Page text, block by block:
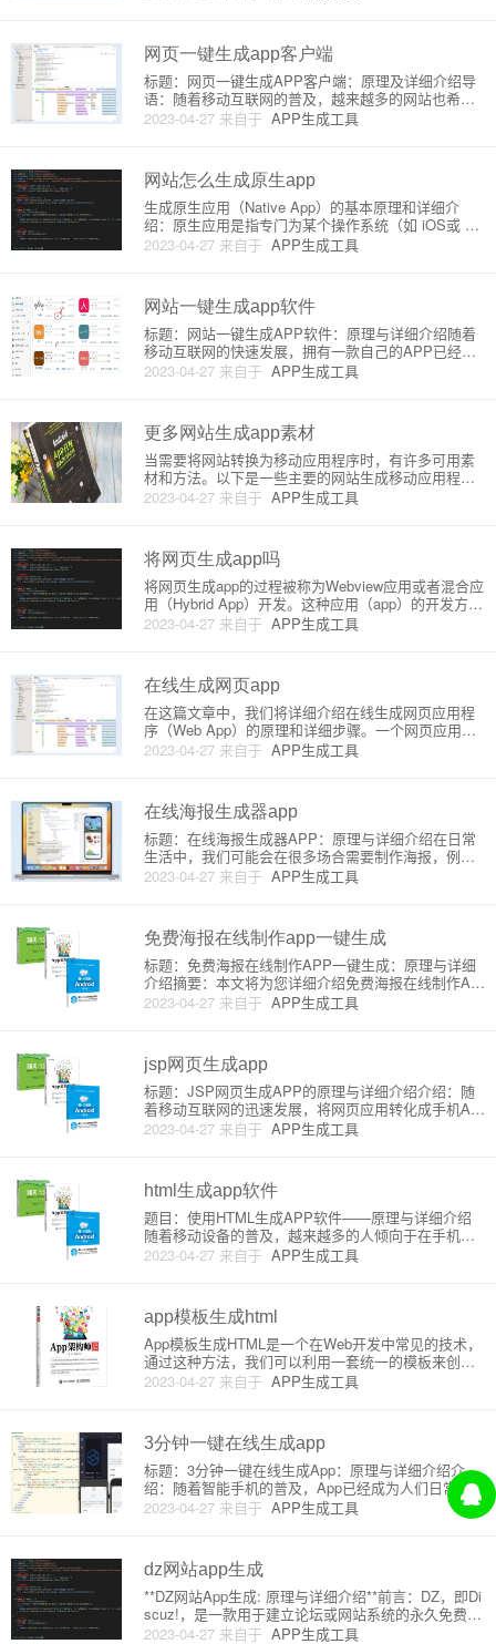
Android和iOS的App生成过程。一、Android平台需要
网页一键生成app客户端
2023-04-27 来自于 APP生成工具
标题：网页一键生成APP客户端：原理及详细介绍导
语：随着移动互联网的普及，越来越多的网站也希望
拥有自己的移动客户端。但开发APP可能需要投入大
量时间和精力，这时候网页一键生成APP客户端将成
键生成APP客户端的
网站怎么生成原生app
2023-04-27 来自于 APP生成工具
生成原生应用（Native App）的基本原理和详细介
绍：原生应用是指专门为某个操作系统（如 iOS或 An
droid）开发的应用程序，能够充分利用设备的特性和
功能，并提供更好的用户体验。这通常需要使用 Obje
网站一键生成app软件
2023-04-27 来自于 APP生成工具
标题：网站一键生成APP软件：原理与详细介绍随着
移动互联网的快速发展，拥有一款自己的APP已经成
为企业和个人站长的刚需。为了降低APP开发的门
槛，一些网站一键生成APP软件应运而生。本文将为
方法。一、网站一键
更多网站生成app素材
2023-04-27 来自于 APP生成工具
当需要将网站转换为移动应用程序时，有许多可用素
材和方法。以下是一些主要的网站生成移动应用程序
所需的原理和详细介绍。1. 原理：基于WebView的移
动应用将现有的网站转化为移动应用程序的一种简单
以嵌
将网页生成app吗
2023-04-27 来自于 APP生成工具
将网页生成app的过程被称为Webview应用或者混合应
用（Hybrid App）开发。这种应用（app）的开发方法
是将现有的网站应用通过一个网页容器（Webview控
件）嵌入到移动应用之中。下面是关于Webview应用
在线生成网页app
2023-04-27 来自于 APP生成工具
在这篇文章中，我们将详细介绍在线生成网页应用程
序（Web App）的原理和详细步骤。一个网页应用程
序，通常是一个响应式的、可在各种设备上运行的网
站，它的功能类似于传统的桌面或移动应用程序。在
发经验，就可以轻松创
在线海报生成器app
2023-04-27 来自于 APP生成工具
标题：在线海报生成器APP：原理与详细介绍在日常
生活中，我们可能会在很多场合需要制作海报，例如
促销活动、宣传活动或者是个人用途等。而在线海报
生成器 APP 正是为了满足这种需求，让用户可以快速
们将详细介绍在线海
免费海报在线制作app一键生成
2023-04-27 来自于 APP生成工具
标题：免费海报在线制作APP一键生成：原理与详细
介绍摘要：本文将为您详细介绍免费海报在线制作AP
P的原理，并推荐一些实用的APP供您选择。正文：
现如今，海报已经普遍出现在我们的生活中，包括营
吸引眼球，也能帮助展
jsp网页生成app
2023-04-27 来自于 APP生成工具
标题：JSP网页生成APP的原理与详细介绍介绍：随
着移动互联网的迅速发展，将网页应用转化成手机AP
P成为了一种趋势。本文将为您介绍如何使用JSP（Ja
va Server Pages）网页生成APP的原理及相关方法。
html生成app软件
2023-04-27 来自于 APP生成工具
题目：使用HTML生成APP软件——原理与详细介绍
随着移动设备的普及，越来越多的人倾向于在手机或
平板电脑上进行各种操作。对于开发者来说，创建一
个原生移动应用程序需要具备各种技能，如iOS或And
app模板生成html
2023-04-27 来自于 APP生成工具
App模板生成HTML是一个在Web开发中常见的技术，
通过这种方法，我们可以利用一套统一的模板来创建
出符合不同需求的HTML页面，而不需要为每个页面都
编写一套完整的HTML代码。这种方法可以显著提高开
详细了解一
3分钟一键在线生成app
2023-04-27 来自于 APP生成工具
标题：3分钟一键在线生成App：原理与详细介绍介
绍：随着智能手机的普及，App已经成为人们日常生
活中不可或缺的一部分。有人可能会觉得制作App是
一项复杂且专业的任务。但其实，如今有许多在线工
文章将为你揭示这
dz网站app生成
2023-04-27 来自于 APP生成工具
**DZ网站App生成: 原理与详细介绍**前言：DZ，即Di
scuz!，是一款用于建立论坛或网站系统的永久免费开
源程序。此篇文章将详细介绍如何将DZ网站生成为Ap